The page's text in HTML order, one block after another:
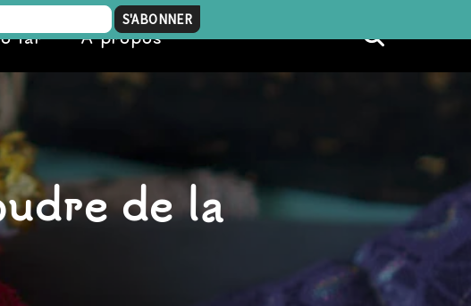
far À propos
de la